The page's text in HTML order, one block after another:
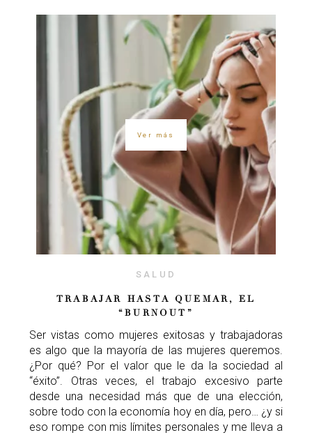
Ver más
SALUD
TRABAJAR HASTA QUEMAR, EL
“BURNOUT”
Ser vistas como mujeres exitosas y trabajadoras
es algo que la mayoría de las mujeres queremos.
¿Por qué? Por el valor que le da la sociedad al
“éxito”. Otras veces, el trabajo excesivo parte
desde una necesidad más que de una elección,
sobre todo con la economía hoy en día, pero… ¿y si
eso rompe con mis límites personales y me lleva a